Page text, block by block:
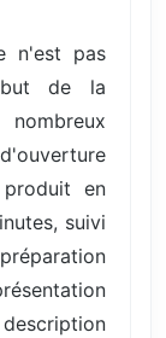
n'est pas
de la
en
suivi